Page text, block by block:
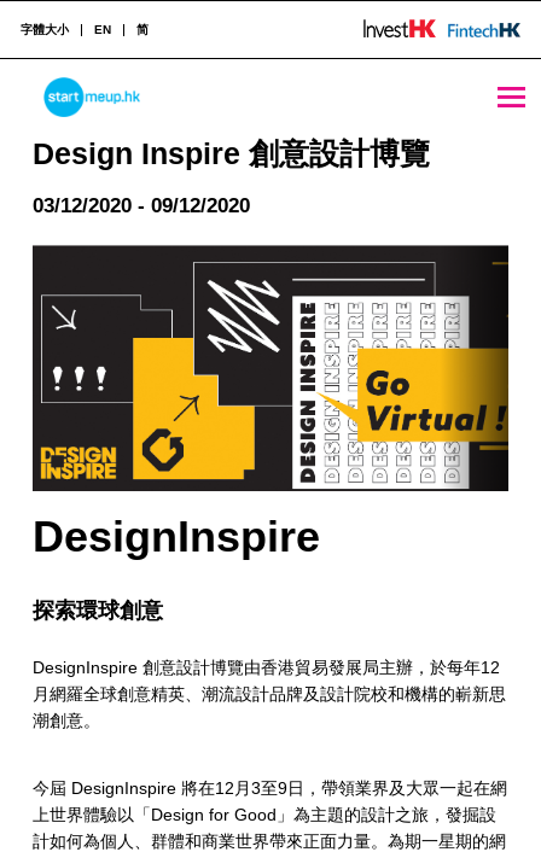
Design Inspire 創意設計博覽 - StartmeupHK
STARTMEUPHK
STARTMEUPHK FESTIVAL IS THE LEADING STARTUP AND INNOVATION CONFERENCE EVENT IN HONG KONG
字體大小 EN 简
Design Inspire 創意設計博覽
03/12/2020 - 09/12/2020
DesignInspire
探索環球創意
DesignInspire創意設計博覽由香港貿易發展局主辦，於每年12
月網羅全球創意精英、潮流設計品牌及設計院校和機構的嶄新思
潮創意。
今屆 DesignInspire將在12月3至9日，帶領業界及大眾一起在網
上世界體驗以「Design for Good 」為主題的設計之旅，發掘設
計如何為個人、群體和商業世界帶來正面力量。為期一星期的網